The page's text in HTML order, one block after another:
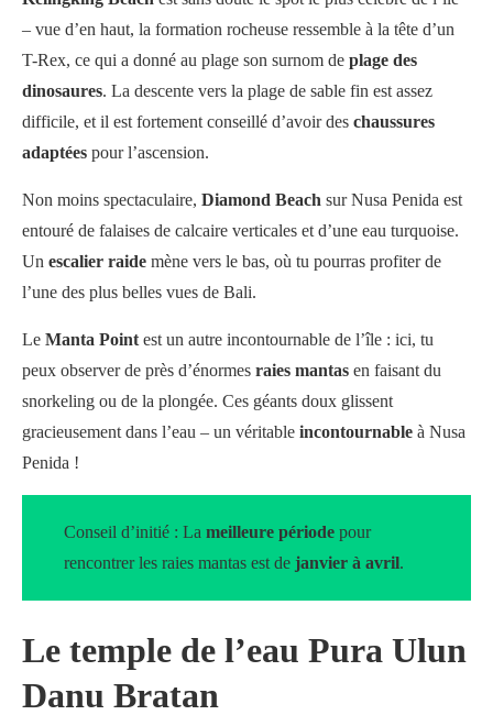
– vue d’en haut, la formation rocheuse ressemble à la tête d’un
T-Rex, ce qui a donné au plage son surnom de plage des
dinosaures. La descente vers la plage de sable fin est assez
difficile, et il est fortement conseillé d’avoir des chaussures
adaptées pour l’ascension.
Non moins spectaculaire, Diamond Beach sur Nusa Penida est
entouré de falaises de calcaire verticales et d’une eau turquoise.
Un escalier raide mène vers le bas, où tu pourras profiter de
l’une des plus belles vues de Bali.
Le Manta Point est un autre incontournable de l’île : ici, tu
peux observer de près d’énormes raies mantas en faisant du
snorkeling ou de la plongée. Ces géants doux glissent
gracieusement dans l’eau – un véritable incontournable à Nusa
Penida !
Conseil d’initié : La meilleure période pour
rencontrer les raies mantas est de janvier à avril.
Le temple de l’eau Pura Ulun
Danu Bratan